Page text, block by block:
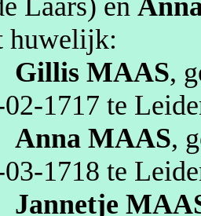
huwelijk:
Gillis MAAS,
te
Anna MAAS,
te
Jannetje